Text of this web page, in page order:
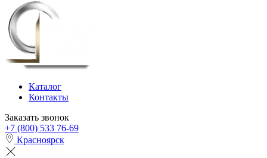
Каталог
Контакты
Заказать звонок
+7 (800) 533 76-69
Красноярск